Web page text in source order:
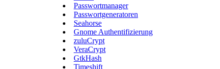
Passwortmanager
Passwortgeneratoren
Seahorse
Gnome Authentifizierung
zuluCrypt
VeraCrypt
GtkHash
Timeshift